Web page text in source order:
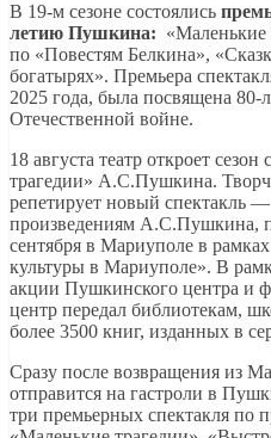
В 19-м сезоне состоялись
летию Пушкина: «Маленькие
по «Повестям Белкина»,
богатырях». Премьера
2025 года, была посвящена
Отечественной войне.
18 августа театр откроет
трагедии» А.С.Пушкина.
репетирует новый спектакль
произведениям А.С.Пушкина,
сентября в Мариуполе в
культуры в Мариуполе». В
акции Пушкинского центра и
центр передал библиотекам,
более 3500 книг, изданных в
Сразу после возвращения из
отправится на гастроли в
три премьерных спектакля